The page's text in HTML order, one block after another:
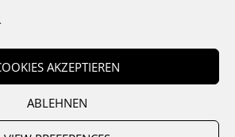
AKZEPTIEREN
ABLEHNEN
Cookies Datenschutz